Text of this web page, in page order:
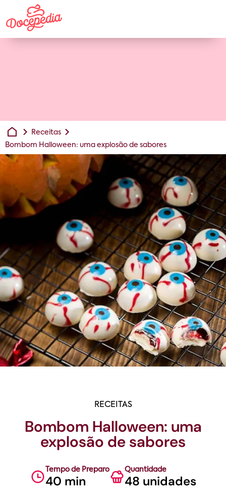
Receitas
Bombom Halloween: uma explosão de sabores
RECEITAS
Bombom Halloween: uma
explosão de sabores
Tempo de Preparo
40 min
Quantidade
48 unidades